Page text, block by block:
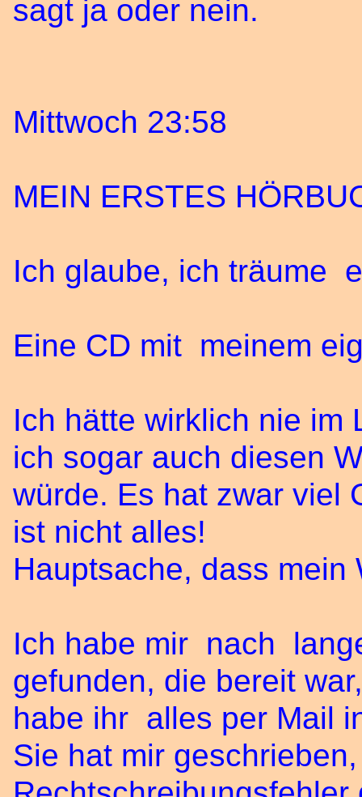
sagt ja oder nein.
Mittwoch 23:58
MEIN ERSTES
Ich glaube, ich träume
Eine CD mit meinem
Ich hätte wirklich nie im
ich sogar auch diesen
würde. Es hat zwar viel
ist nicht alles!
Hauptsache, dass mein
Ich habe mir nach
gefunden, die bereit
habe ihr alles per Mail
Sie hat mir